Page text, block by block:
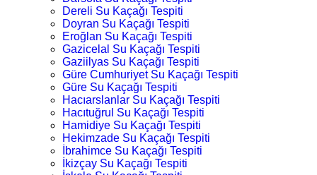
Dereli Su Kaçağı Tespiti
Doyran Su Kaçağı Tespiti
Eroğlan Su Kaçağı Tespiti
Gazicelal Su Kaçağı Tespiti
Gaziilyas Su Kaçağı Tespiti
Güre Cumhuriyet Su Kaçağı Tespiti
Güre Su Kaçağı Tespiti
Hacıarslanlar Su Kaçağı Tespiti
Hacıtuğrul Su Kaçağı Tespiti
Hamidiye Su Kaçağı Tespiti
Hekimzade Su Kaçağı Tespiti
İbrahimce Su Kaçağı Tespiti
İkizçay Su Kaçağı Tespiti